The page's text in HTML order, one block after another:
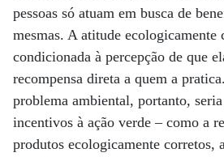
pessoas só atuam em busca de
mesmas. A atitude ecologicamente
condicionada à percepção de que
recompensa direta a quem a
problema ambiental, portanto,
incentivos à ação verde – como a
produtos ecologicamente corretos,